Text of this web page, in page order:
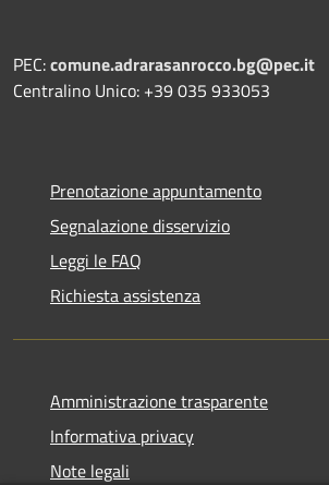
PEC:comune.adrarasanrocco.bg@pec.it
Centralino Unico: +39 035 933053
Prenotazione appuntamento
Segnalazione disservizio
Leggi le FAQ
Richiesta assistenza
Amministrazione trasparente
Informativa privacy
Note legali